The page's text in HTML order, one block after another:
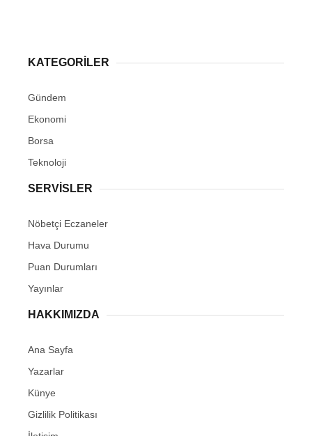
KATEGORİLER
Gündem
Ekonomi
Borsa
Teknoloji
SERVİSLER
Nöbetçi Eczaneler
Hava Durumu
Puan Durumları
Yayınlar
HAKKIMIZDA
Ana Sayfa
Yazarlar
Künye
Gizlilik Politikası